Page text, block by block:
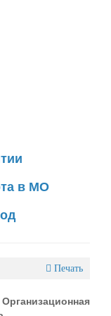
в МО
Печать